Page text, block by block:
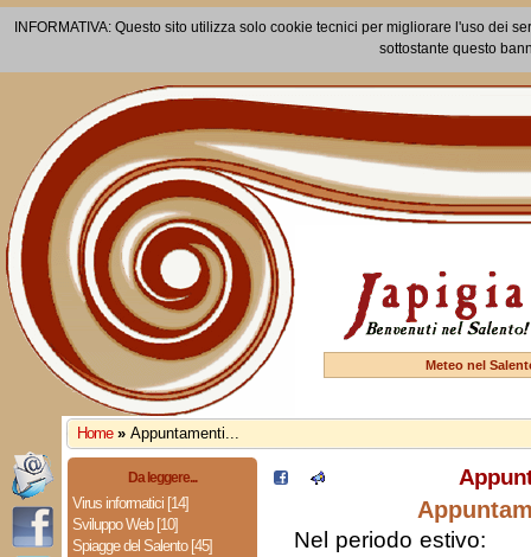
INFORMATIVA: Questo sito utilizza solo cookie tecnici per migliorare l'uso dei
sottostante questo
Meteo nel
Home » Appuntamenti...
Da leggere...
Virus informatici [14]
Sviluppo Web [10]
Spiagge del Salento [45]
Nel periodo estivo: